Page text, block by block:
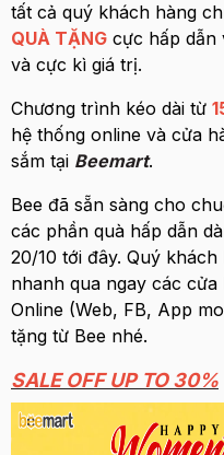
tất cả quý khách hàng
QUÀ TẶNG cực hấp dẫn
và cực kì giá trị.
Chương trình kéo dài từ
hệ thống online và cửa
sắm tại Beemart.
Bee đã sẵn sàng cho
các phần quà hấp dẫn
20/10 tới đây. Quý
nhanh qua ngay các
Online (Web, FB, App
tặng từ Bee nhé.
SALE OFF UP TO 30%